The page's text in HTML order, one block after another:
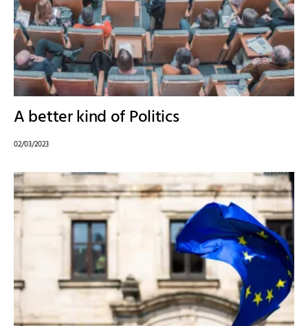
A better kind of Politics
02/03/2023